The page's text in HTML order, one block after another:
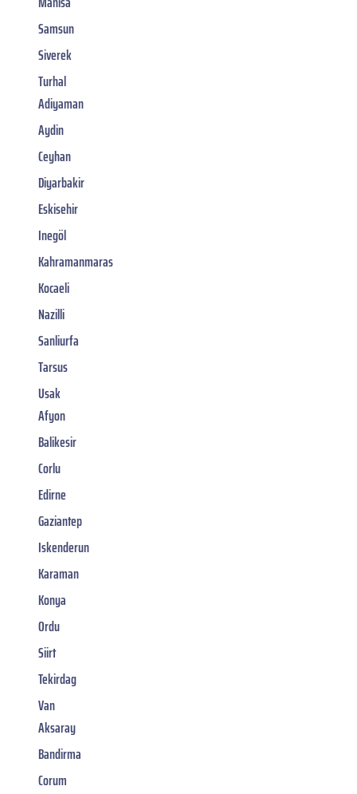
Samsun
Siverek
Turhal
Adiyaman
Aydin
Ceyhan
Diyarbakir
Eskisehir
Inegöl
Kahramanmaras
Kocaeli
Nazilli
Sanliurfa
Tarsus
Usak
Afyon
Balikesir
Corlu
Edirne
Gaziantep
Iskenderun
Karaman
Konya
Ordu
Siirt
Tekirdag
Van
Aksaray
Bandirma
Corum